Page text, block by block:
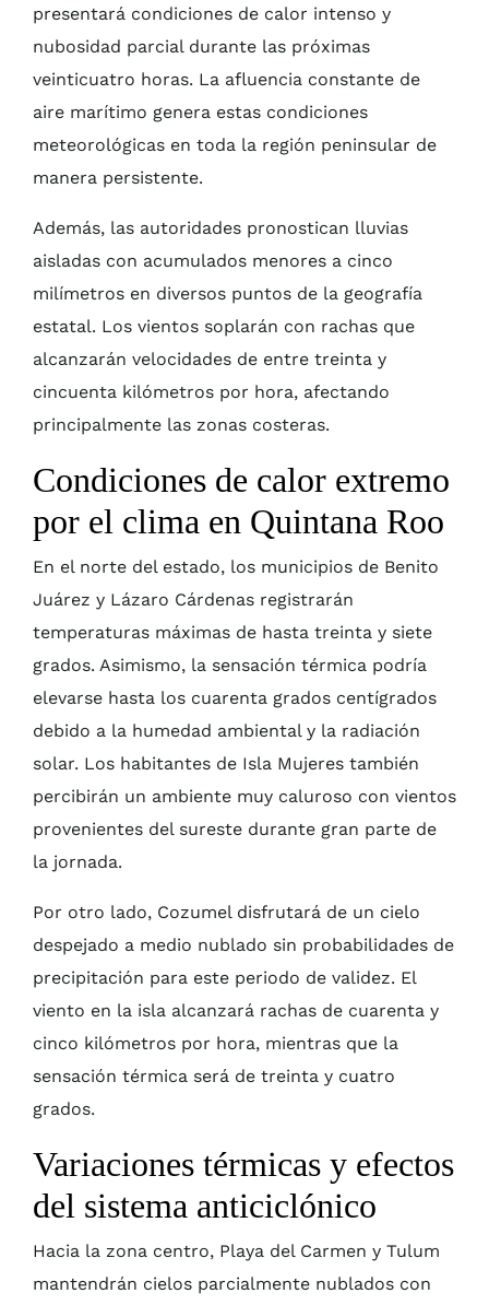
presentará condiciones de calor intenso y
nubosidad parcial durante las próximas
veinticuatro horas. La afluencia constante de
aire marítimo genera estas condiciones
meteorológicas en toda la región peninsular de
manera persistente.
Además, las autoridades pronostican lluvias
aisladas con acumulados menores a cinco
milímetros en diversos puntos de la geografía
estatal. Los vientos soplarán con rachas que
alcanzarán velocidades de entre treinta y
cincuenta kilómetros por hora, afectando
principalmente las zonas costeras.
Condiciones de calor extremo
por el clima en Quintana Roo
En el norte del estado, los municipios de Benito
Juárez y Lázaro Cárdenas registrarán
temperaturas máximas de hasta treinta y siete
grados. Asimismo, la sensación térmica podría
elevarse hasta los cuarenta grados centígrados
debido a la humedad ambiental y la radiación
solar. Los habitantes de Isla Mujeres también
percibirán un ambiente muy caluroso con vientos
provenientes del sureste durante gran parte de
la jornada.
Por otro lado, Cozumel disfrutará de un cielo
despejado a medio nublado sin probabilidades de
precipitación para este periodo de validez. El
viento en la isla alcanzará rachas de cuarenta y
cinco kilómetros por hora, mientras que la
sensación térmica será de treinta y cuatro
grados.
Variaciones térmicas y efectos
del sistema anticiclónico
Hacia la zona centro, Playa del Carmen y Tulum
mantendrán cielos parcialmente nublados con